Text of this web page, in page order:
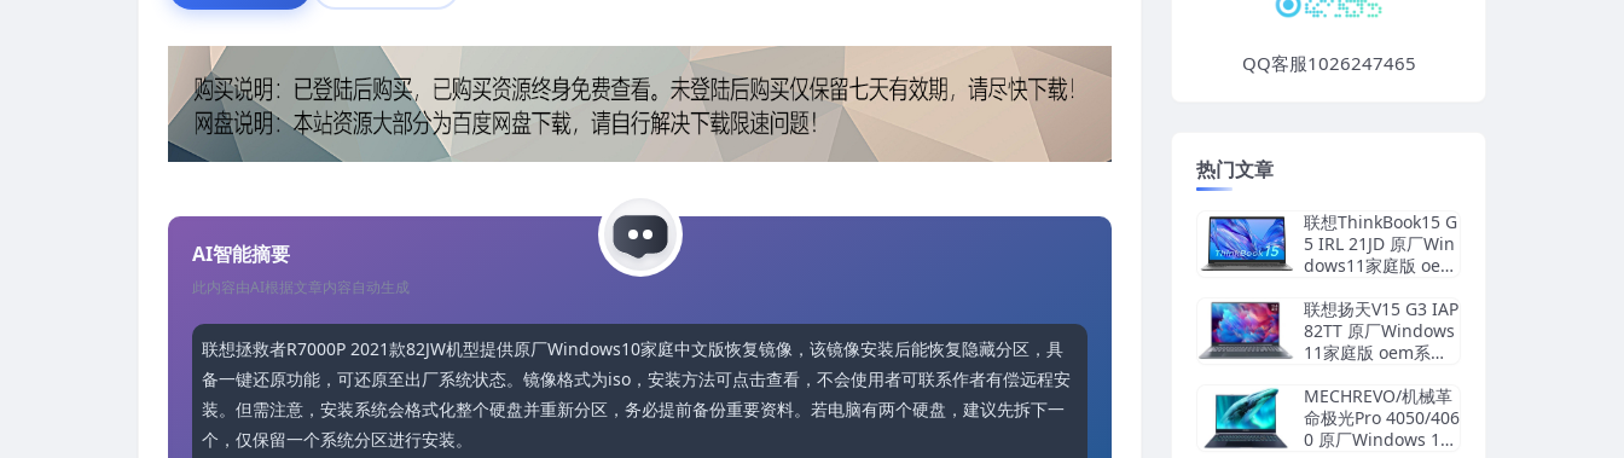
AI智能摘要
此内容由AI根据文章内容自动生成
联想拯救者R7000P 2021款82JW机型提供原厂Windows10家庭中文版恢复镜像，该镜像安装后能恢复隐藏分区，具
备一键还原功能，可还原至出厂系统状态。镜像格式为iso，安装方法可点击查看，不会使用者可联系作者有偿远程安
装。但需注意，安装系统会格式化整个硬盘并重新分区，务必提前备份重要资料。若电脑有两个硬盘，建议先拆下一
个，仅保留一个系统分区进行安装。
QQ客服1026247465
热门文章
联想ThinkBook15 G
5 IRL 21JD 原厂Win
dows11家庭版 oem
联想扬天V15 G3 IAP
82TT 原厂Windows
11家庭版 oem系统
MECHREVO/机械革
命极光Pro 4050/406
0 原厂Windows 11